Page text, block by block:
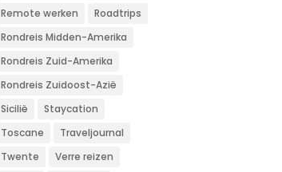
Remote werken
Roadtrips
Rondreis Midden-Amerika
Rondreis Zuid-Amerika
Rondreis Zuidoost-Azië
Sicilië
Staycation
Toscane
Traveljournal
Twente
Verre reizen